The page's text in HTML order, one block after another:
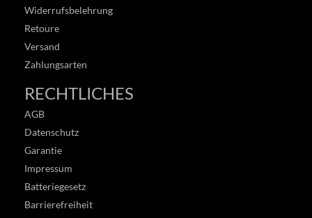
Widerrufsbelehrung
Retoure
Versand
Zahlungsarten
RECHTLICHES
AGB
Datenschutz
Garantie
Impressum
Batteriegesetz
Barrierefreiheit